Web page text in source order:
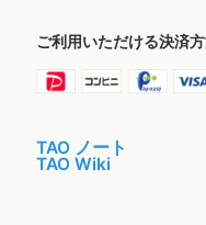
ご利用いただける決済
TAO ノート
TAO Wiki